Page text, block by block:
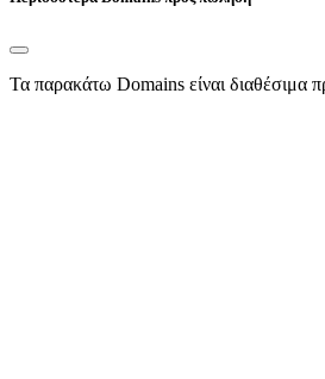
Τα παρακάτω Domains είναι διαθέσιμα